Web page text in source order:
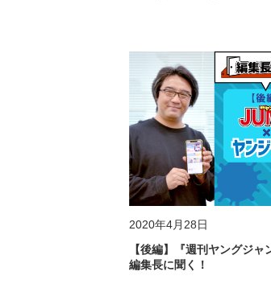
2020年4月28日
【後編】『週刊ヤングジャ
編集長に聞く！